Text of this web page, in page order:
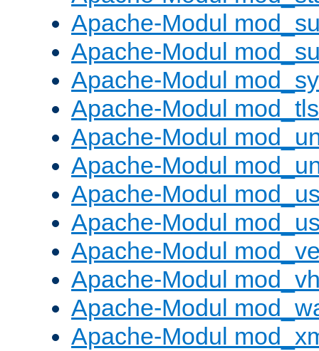
Apache-Modul
Apache-Modul
Apache-Modul
Apache-Modul mod_tls
Apache-Modul
Apache-Modul
Apache-Modul
Apache-Modul
Apache-Modul
Apache-Modul
Apache-Modul
Apache-Modul